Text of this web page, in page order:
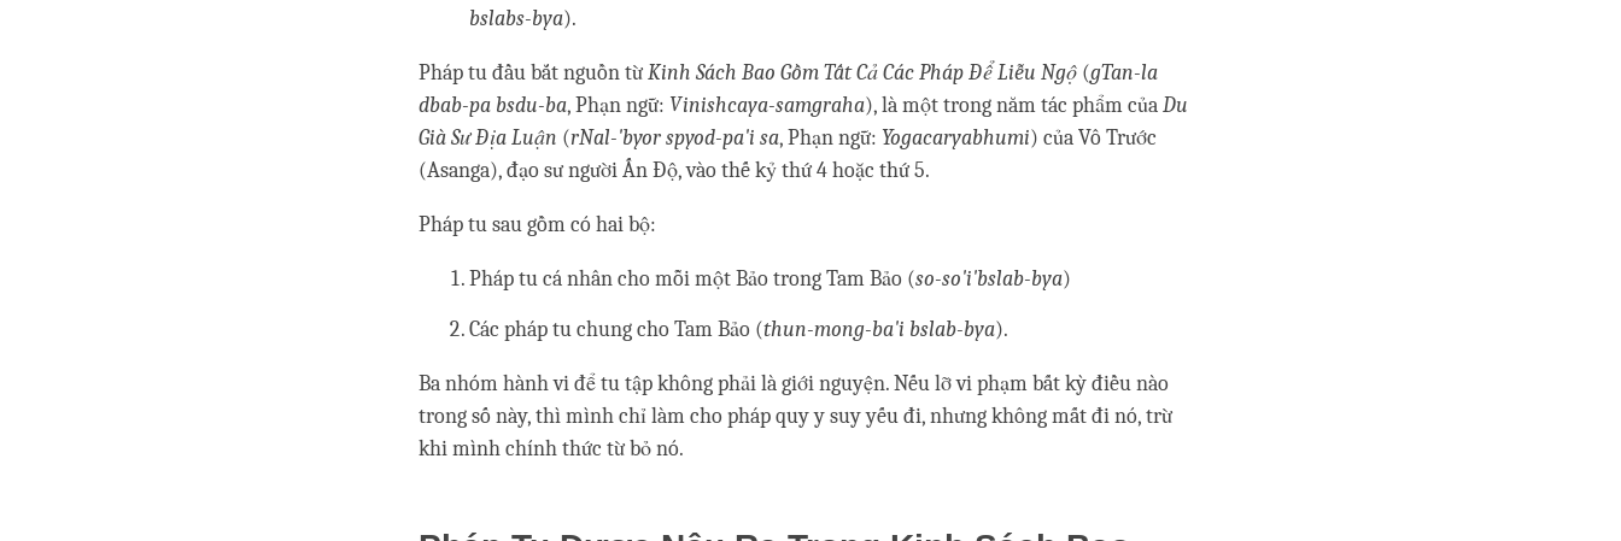
bslabs-bya).
Pháp tu đầu bắt nguồn từKinh Sách Bao Gồm Tất Cả Các Pháp Để Liễu Ngộ (gTan-la
dbab-pa bsdu-ba, Phạn ngữ: Vinishcaya-samgraha), là một trong năm tác phẩm củaDu
Già Sư Địa Luận (rNal-'byor spyod-pa'i sa, Phạn ngữ: Yogacaryabhumi) của Vô Trước
(Asanga), đạo sư người Ấn Độ, vào thế kỷ thứ 4 hoặc thứ 5.
Pháp tu sau gồm có hai bộ:
Pháp tu cá nhân cho mỗi một Bảo trong Tam Bảo (so-so'i'bslab-bya)
Các pháp tu chung cho Tam Bảo (thun-mong-ba'i bslab-bya).
Ba nhóm hành vi để tu tập không phải là giới nguyện. Nếu lỡ vi phạm bất kỳ điều nào
trong số này, thì mình chỉ làm cho pháp quy y suy yếu đi, nhưng không mất đi nó, trừ
khi mình chính thức từ bỏ nó.